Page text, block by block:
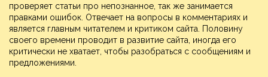
проверяет статьи про непознанное, так же занимается
правками ошибок. Отвечает на вопросы в комментариях и
является главным читателем и критиком сайта. Половину
своего времени проводит в развитие сайта, иногда его
критически не хватает, чтобы разобраться с сообщениям и
предложениями.